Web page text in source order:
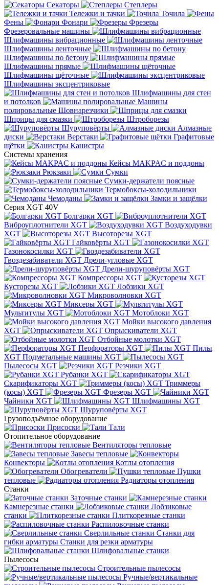
Секаторы
Степлеры
Тележки и тачки
Точила
Фены
Фонари
Фрезеры
Фрезеровальные машины
Шлифмашины вибрационные
Шлифмашины ленточные
Шлифмашины по бетону
Шлифмашины прямые
Шлифмашины щёточные
Шлифмашины эксцентриковые
Шлифмашины для стен
и потолков
Машины
полировальные Шовнарезчики
Шприцы для смазки
Штроборезы
Шуруповёрты
Алмазные
диски
Верстаки
Графитовые
щётки
Канистры
Системы хранения
Кейсы MAKPAC и поддоны
Рюкзаки
Сумки
Сумки-держатели поясные
Термобоксы-холодильники
Чемоданы
Замки и защёлки
Серия XGT 40V
Болгарки XGT
Виброуплотнители XGT
Воздуходувки
XGT
Высоторезы XGT
Гайковёрты XGT
Газонокосилки XGT
Гвоздезабиватели XGT Дрели-угловые XGT
Дрели-шуруповёрты XGT
Компрессоры XGT
Кусторезы XGT
Лобзики XGT
Микроволновки XGT
Миксеры XGT
Мультитулы XGT
Мотоблоки XGT
Мойки высокого давления
XGT
Опрыскиватели XGT
Отбойные молотки XGT
Перфораторы XGT
Пилы
XGT Подметальные машины XGT
Пылесосы XGT
Резчики XGT
Рубанки XGT
Скарификаторы XGT
Триммеры
(косы) XGT
Фрезеры XGT
Чайники XGT
Шлифмашины XGT
Шуруповёрты XGT
Грузоподъёмное оборудование
Присоски
Тали
Отопительное оборудование
Вентиляторы тепловые
Завесы тепловые
Конвекторы
Котлы отопления
Обогреватели
Пушки
тепловые
Радиаторы отопления
Станки
Заточные станки
Камнерезные станки
Лобзиковые
станки
Плиткорезные станки
Распиловочные станки
Сверлильные станки Станки для
гибки арматуры Станки для резки арматуры
Шлифовальные станки
Пылесосы
Строительные пылесосы
Ручные/вертикальные